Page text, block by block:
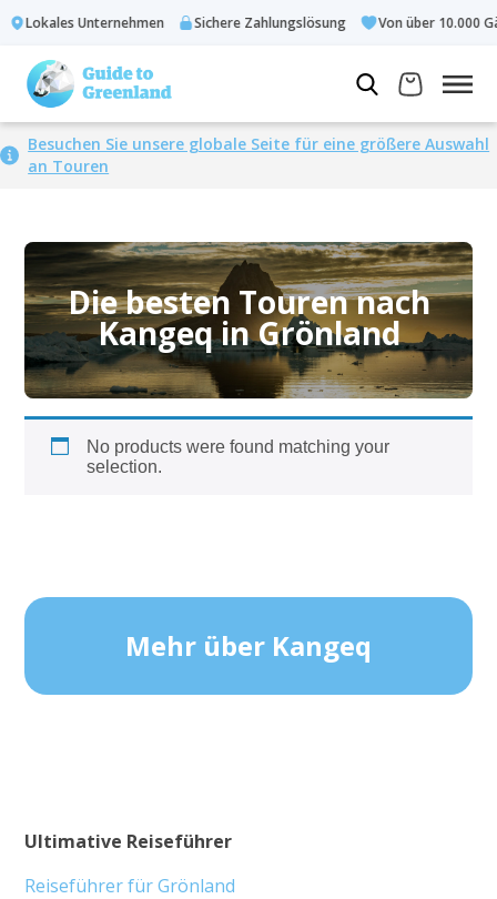
Lokales Unternehmen Sichere Zahlungslösung Von über 10.000
Besuchen Sie unsere globale Seite für eine größere Auswahl
an Touren
Die besten Touren nach
Kangeq in Grönland
No products were found matching your
selection.
Mehr über Kangeq
Ultimative Reiseführer
Reiseführer für Grönland